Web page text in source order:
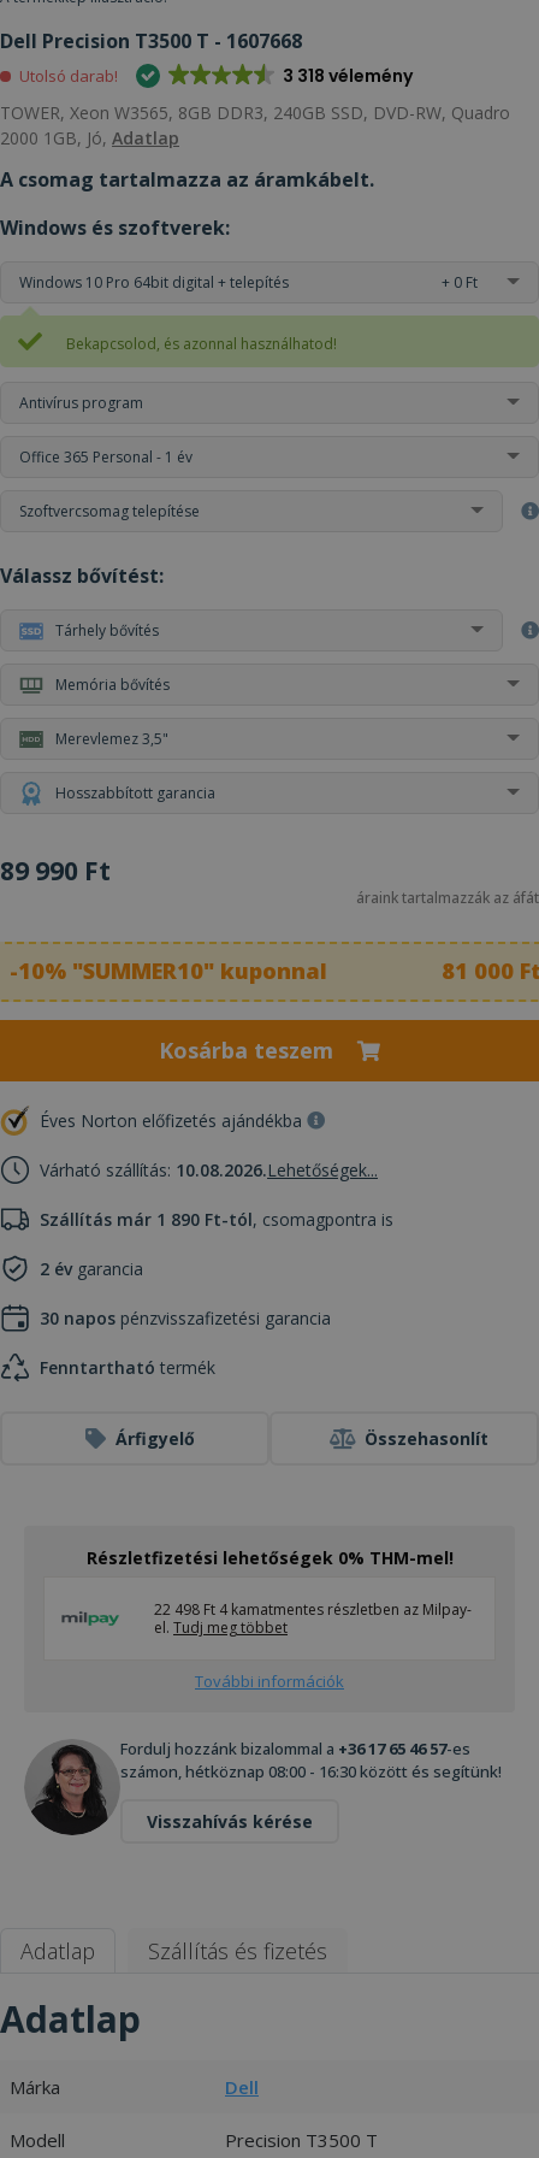
Dell Precision T3500 T - 1607668
Utolsó darab! 3 318 vélemény
TOWER, Xeon W3565, 8GB DDR3, 240GB SSD, DVD-RW, Quadro
2000 1GB, Jó, Adatlap
A csomag tartalmazza az áramkábelt.
Windows és szoftverek:
Windows 10 Pro 64bit digital + telepítés + 0 Ft
Bekapcsolod, és azonnal használhatod!
Antivírus program
Office 365 Personal - 1 év
Szoftvercsomag telepítése
Válassz bővítést:
Tárhely bővítés
Memória bővítés
Merevlemez 3,5"
Hosszabbított garancia
89 990 Ft
áraink tartalmazzák az áfát
-10% "SUMMER10" kuponnal 81 000
Kosárba teszem
Éves Norton előfizetés ajándékba
Várható szállítás: 10.08.2026.Lehetőségek...
Szállítás már 1 890 Ft-tól, csomagpontra is
2 évgarancia
30 napos pénzvisszafizetési garancia
Fenntartható termék
Árfigyelő Összehasonlít
Részletfizetési lehetőségek 0% THM-mel!
22 498 Ft 4 kamatmentes részletben az Milpay-
el. Tudj meg többet
További információk
Fordulj hozzánk bizalommal a +36 17 65 46 57-es
számon, hétköznap 08:00 - 16:30 között és segítünk!
Visszahívás kérése
Adatlap Szállítás és fizetés
Adatlap
Márka Dell
Modell Precision T3500 T